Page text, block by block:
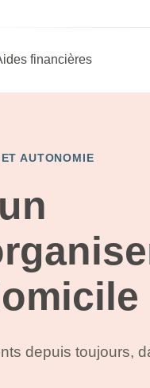
financières
AUTONOMIE
depuis toujours,